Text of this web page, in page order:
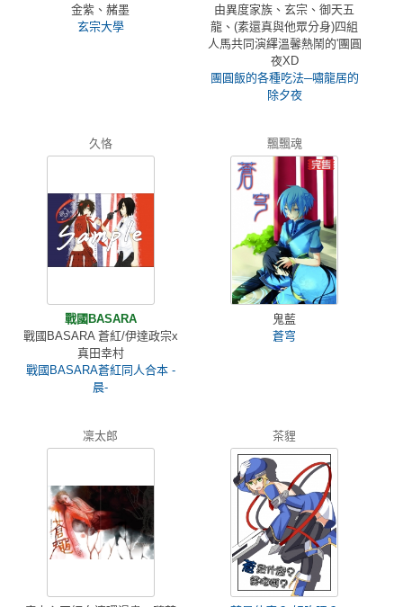
金紫、赭墨
玄宗大學
由異度家族、玄宗、御天五
龍、(素還真與他眾分身)四組
人馬共同演繹溫馨熱鬧的'團圓
夜XD
團圓飯的各種吃法─嘯龍居的
除夕夜
久恪
戰國BASARA
戰國BASARA 蒼紅/伊達政宗x
真田幸村
戰國BASARA蒼紅同人合本 -
晨-
飄飄魂
鬼藍
蒼穹
凜太郎 茶貍